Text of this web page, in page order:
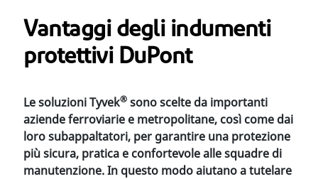
Vantaggi degli indumenti
protettivi DuPont
Le soluzioni Tyvek® sono scelte da importanti
aziende ferroviarie e metropolitane, così come dai
loro subappaltatori, per garantire una protezione
più sicura, pratica e confortevole alle squadre di
manutenzione. In questo modo aiutano a tutelare